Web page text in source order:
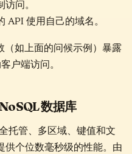
访问。
API 使用自己的域名。
（如上面的问候示例）暴露
户端访问。
数据库
托管、多区域、键值和文
供个位数毫秒级的性能。由